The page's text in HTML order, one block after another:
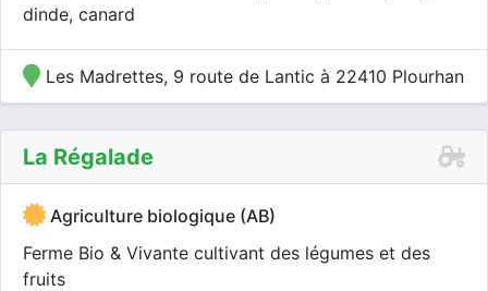
dinde, canard
Les Madrettes, 9 route de Lantic à 22410 Plourhan
La Régalade
Agriculture biologique (AB)
Ferme Bio & Vivante cultivant des légumes et des
fruits